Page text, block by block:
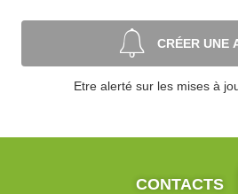
CRÉER UNE
Etre alerté sur les mises à
CONTACTS